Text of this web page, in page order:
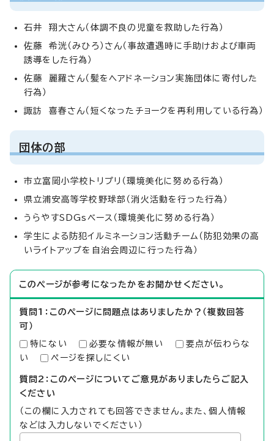
石井 翔大さん（体調不良の児童を救助した行為）
佐藤 希洸（みひろ）さん（事故遭遇時に手助けおよび車両
誘導をした行為）
佐藤 麗羅さん（髪をヘアドネーション実施団体に寄付した
行為）
諏訪 喜春さん（短くなったチョークを再利用している行為）
団体の部
市立富岡小学校トリプリ（環境美化に努める行為）
県立浦安高等学校野球部（消火活動を行った行為）
うらやすSDGsベース（環境美化に努める行為）
学生による防犯イルミネーション活動チーム（防犯効果の高
いライトアップを自治会周辺に行った行為）
このページが参考になったかをお聞かせください。
質問1：このページに問題点はありましたか？（複数回答
可）
特にない 必要な情報が無い
要点が伝わらな
い
ページを探しにくい
質問2：このページについてご意見がありましたらご記入
ください
（この欄に入力されても回答できません。また、個人情報
などは入力しないでください）